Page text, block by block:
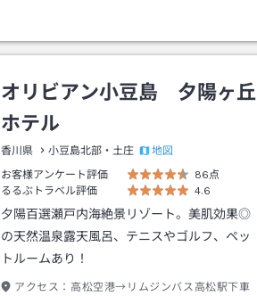
オリビアン小豆島 夕陽ヶ丘
ホテル
香川県 小豆島北部・土庄
地図
お客様アンケート評価
86点
るるぶトラベル評価
4.6
夕陽百選瀬戸内海絶景リゾート。美肌効果◎
の天然温泉露天風呂、テニスやゴルフ、ペッ
トルームあり！
アクセス： 高松空港→リムジンバス高松駅下車